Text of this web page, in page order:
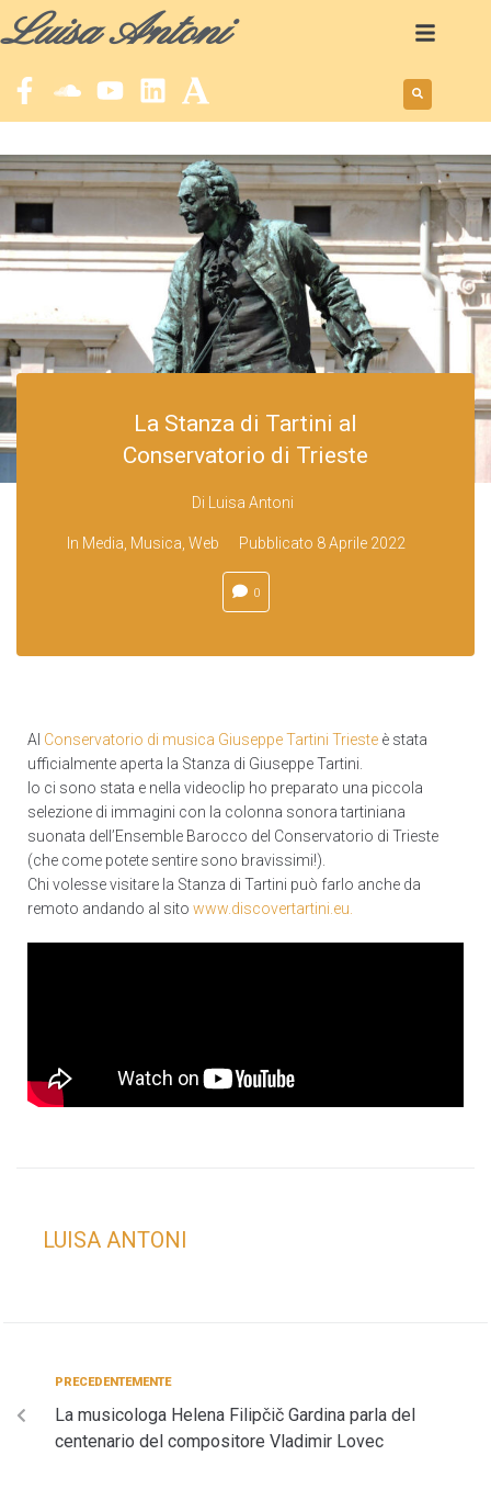
Luisa Antoni
La Stanza di Tartini al
Conservatorio di Trieste
Di Luisa Antoni
In Media, Musica, Web Pubblicato 8 Aprile 2022
0
Al Conservatorio di musica Giuseppe Tartini Trieste è stata
ufficialmente aperta la Stanza di Giuseppe Tartini.
Io ci sono stata e nella videoclip ho preparato una piccola
selezione di immagini con la colonna sonora tartiniana
suonata dell’Ensemble Barocco del Conservatorio di Trieste
(che come potete sentire sono bravissimi!).
Chi volesse visitare la Stanza di Tartini può farlo anche da
remoto andando al sito www.discovertartini.eu.
LUISA ANTONI
PRECEDENTEMENTE
La musicologa Helena Filipčič Gardina parla del
centenario del compositore Vladimir Lovec